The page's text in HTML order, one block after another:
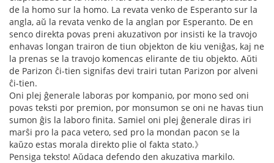
de la homo sur la homo. La revata venko de Esperanto sur la
angla, aŭ la revata venko de la anglan por Esperanto. De en
senco direkta povas preni akuzativon por insisti ke la travojo
enhavas longan trairon de tiun objekton de kiu veniĝas, kaj ne
la prenas se la travojo komencas elirante de tiu objekto. Aŭti
de Parizon ĉi-tien signifas devi trairi tutan Parizon por alveni
ĉi-tien.
Oni plej ĝenerale laboras por kompanio, por mono sed oni
povas teksti por premion, por monsumon se oni ne havas tiun
sumon ĝis la laboro finita. Samiel oni plej ĝenerale diras iri
marŝi pro la paca vetero, sed pro la mondan pacon se la
kaŭzo estas morala direkto plie ol fakta stato.》
Pensiga teksto! Aŭdaca defendo den akuzativa markilo.